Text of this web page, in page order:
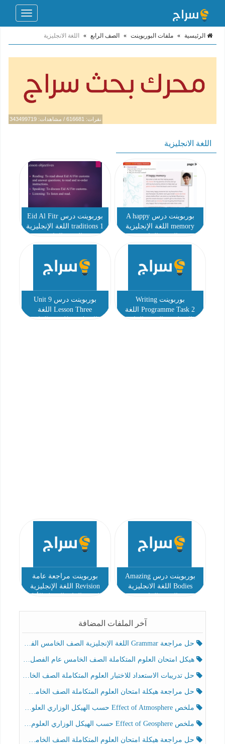
Toggle
الرئيسية » ملفات البوربوينت » الصف الرابع » اللغة الانجليزية
نقرات: 616681 / مشاهدات: 343499719
اللغة الانجليزية
بوربوينت درس A happy
memory اللغة الإنجليزية
بوربوينت درس Eid Al Fitr
traditions 1 اللغة الإنجليزية
بوربوينت Writing
Programme Task 2 اللغة
بوربوينت درس Unit 9
Lesson Three اللغة
بوربوينت درس Amazing
Bodies اللغة الانجليزية
بوربوينت مراجعة عامة
Revision اللغة الإنجليزية
آخر الملفات المضافة
حل مراجعة Grammar اللغة الإنجليزية الصف الخامس الفصل الثالث
هيكل امتحان العلوم المتكاملة الصف الخامس عام الفصل الدراسي الثالث 2025-2026
حل تدريبات الاستعداد للاختبار العلوم المتكاملة الصف الخامس عام الفصل الثالث
حل مراجعة هيكلة امتحان العلوم المتكاملة الصف الخامس انسبير الفصل الثالث
ملخص Effect of Atmosphere حسب الهيكل الوزاري العلوم المتكاملة الصف الخامس انسبير الفصل الثالث
ملخص Effect of Geosphere حسب الهيكل الوزاري العلوم المتكاملة الصف الخامس انسبير الفصل الثالث
حل مراجعة هيكلة امتحان العلوم المتكاملة الصف الخامس عام الفصل الثالث